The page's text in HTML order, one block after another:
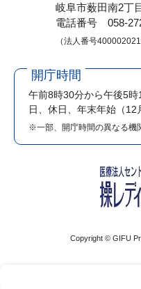
岐阜市薮田南2丁
電話番号 058-
（法人番号
開庁時間
午前8時30分から午後5時
日、休日、年末年始（12
※一部、開庁時間の異なる機
Copyright © GIFU